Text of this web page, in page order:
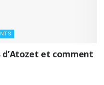
et comment